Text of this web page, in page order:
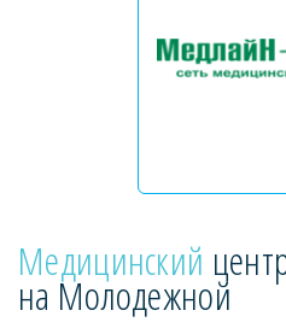
Медицинский
на Молодежной